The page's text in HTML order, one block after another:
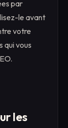
par
le avant
votre
qui vous
les